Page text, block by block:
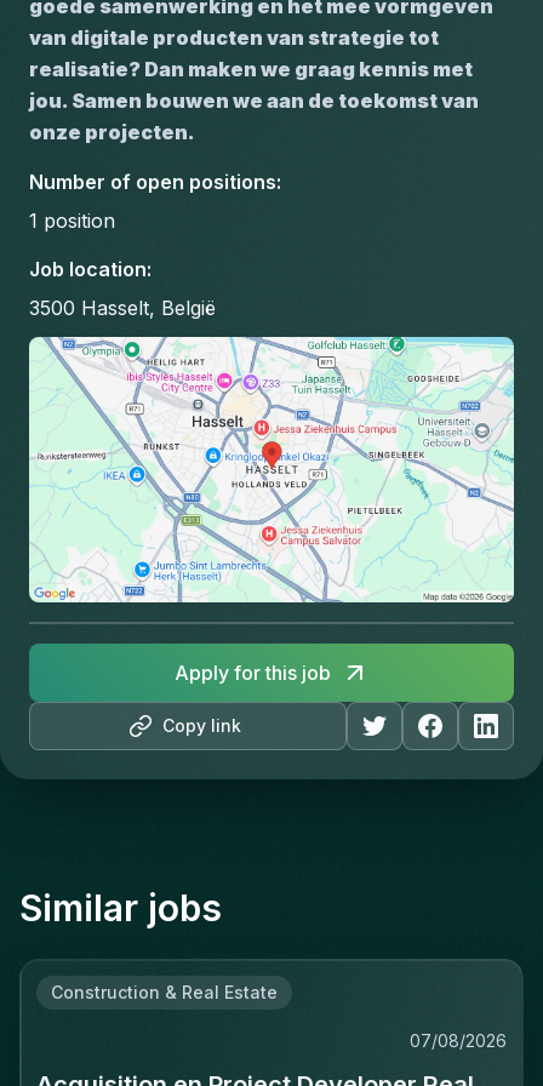
goede samenwerking en het mee vormgeven
van digitale producten van strategie tot
realisatie? Dan maken we graag kennis met
jou. Samen bouwen we aan de toekomst van
onze projecten.
Number of open positions:
1 position
Job location:
3500 Hasselt, België
Copy link
Apply for this job
Similar jobs
Construction & Real Estate
07/08/2026